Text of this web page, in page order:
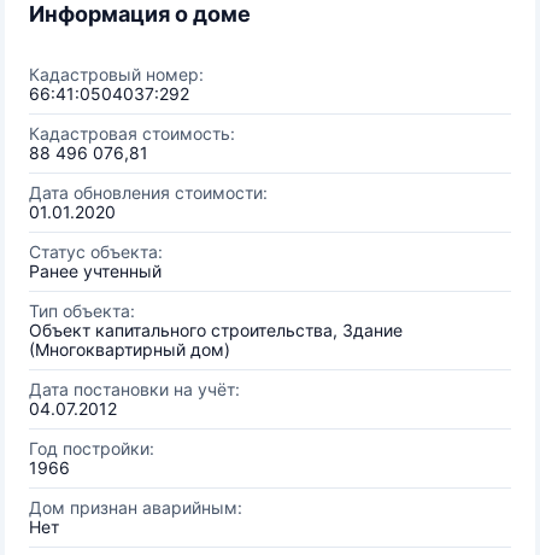
Информация о доме
Кадастровый номер:
66:41:0504037:292
Кадастровая стоимость:
88 496 076,81
Дата обновления стоимости:
01.01.2020
Статус объекта:
Ранее учтенный
Тип объекта:
Объект капитального строительства, Здание
(Многоквартирный дом)
Дата постановки на учёт:
04.07.2012
Год постройки:
1966
Дом признан аварийным:
Нет